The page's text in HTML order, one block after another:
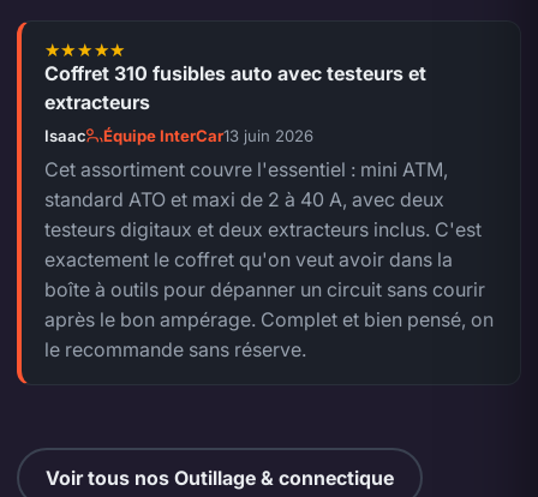
5 sur 5.
Coffret 310 fusibles auto avec testeurs et
extracteurs
Isaac Équipe InterCar13 juin 2026
Cet assortiment couvre l'essentiel : mini ATM,
standard ATO et maxi de 2 à 40 A, avec deux
testeurs digitaux et deux extracteurs inclus. C'est
exactement le coffret qu'on veut avoir dans la
boîte à outils pour dépanner un circuit sans courir
après le bon ampérage. Complet et bien pensé, on
le recommande sans réserve.
Voir tous nos Outillage & connectique